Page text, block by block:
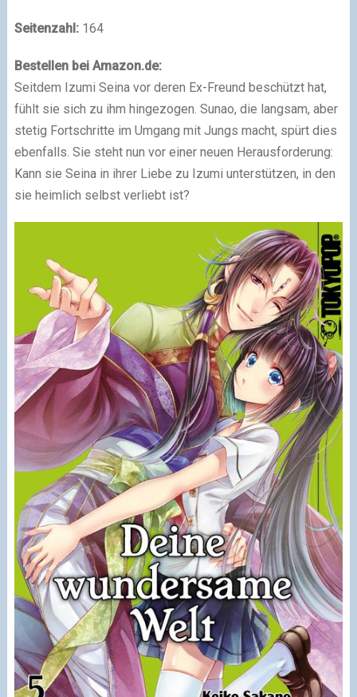
Seitenzahl:164
Bestellen bei Amazon.de:
Seitdem Izumi Seina vor deren Ex-Freund beschützt hat,
fühlt sie sich zu ihm hingezogen. Sunao, die langsam, aber
stetig Fortschritte im Umgang mit Jungs macht, spürt dies
ebenfalls. Sie steht nun vor einer neuen Herausforderung:
Kann sie Seina in ihrer Liebe zu Izumi unterstützen, in den
sie heimlich selbst verliebt ist?